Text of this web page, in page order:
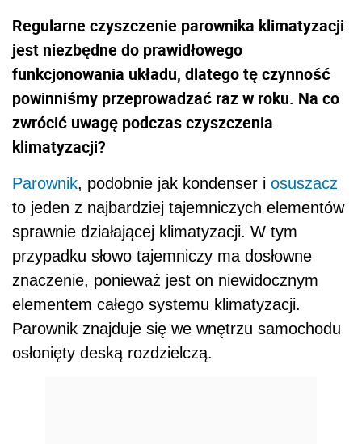
Regularne czyszczenie parownika klimatyzacji
jest niezbędne do prawidłowego
funkcjonowania układu, dlatego tę czynność
powinniśmy przeprowadzać raz w roku. Na co
zwrócić uwagę podczas czyszczenia
klimatyzacji?
Parownik, podobnie jak kondenser i osuszacz
to jeden z najbardziej tajemniczych elementów
sprawnie działającej klimatyzacji. W tym
przypadku słowo tajemniczy ma dosłowne
znaczenie, ponieważ jest on niewidocznym
elementem całego systemu klimatyzacji.
Parownik znajduje się we wnętrzu samochodu
osłonięty deską rozdzielczą.